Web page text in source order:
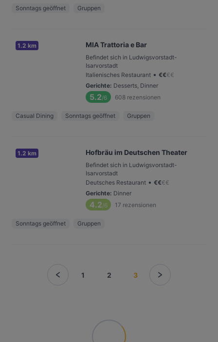
Sonntags geöffnet Gruppen
1.2 km MIA Trattoria e Bar
Befindet sich in Ludwigsvorstadt-
Isarvorstadt
Italienisches Restaurant • €€€€
Gerichte: Desserts, Dinner
5.2/6 608 rezensionen
Casual Dining Sonntags geöffnet Gruppen
1.2 km Hofbräu im Deutschen Theater
Befindet sich in Ludwigsvorstadt-
Isarvorstadt
Deutsches Restaurant • €€€€
Gerichte: Dinner
4.2/6 17 rezensionen
Sonntags geöffnet Gruppen
1 2 3